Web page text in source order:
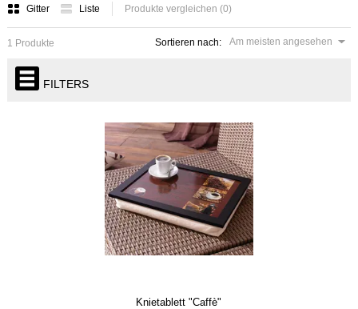
Gitter Liste Produkte vergleichen (0)
Sortieren nach: Am meisten angesehen
1 Produkte
FILTERS
Knietablett "Caffè"